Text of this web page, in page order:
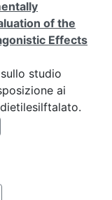
of the
Effects
studio
ai